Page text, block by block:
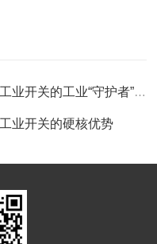
开关的工业“守护者”特质
业开关的硬核优势